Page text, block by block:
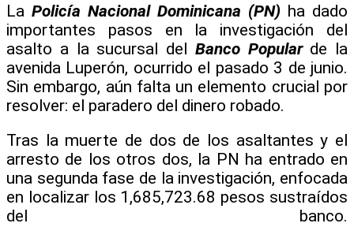
La Policía Nacional Dominicana (PN) ha dado
importantes pasos en la investigación del
asalto a la sucursal del Banco Popular de la
avenida Luperón, ocurrido el pasado 3 de junio.
Sin embargo, aún falta un elemento crucial por
resolver: el paradero del dinero robado.
Tras la muerte de dos de los asaltantes y el
arresto de los otros dos, la PN ha entrado en
una segunda fase de la investigación, enfocada
en localizar los 1,685,723.68 pesos sustraídos
del banco.